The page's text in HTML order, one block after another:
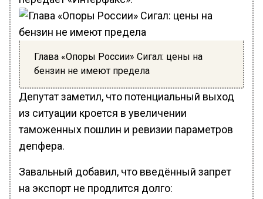
Глава «Опоры России» Сигал: цены на
бензин не имеют предела
Депутат заметил, что потенциальный выход
из ситуации кроется в увеличении
таможенных пошлин и ревизии параметров
депфера.
Завальный добавил, что введённый запрет
на экспорт не продлится долго: